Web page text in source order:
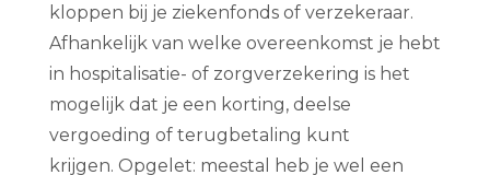
kloppen bij je ziekenfonds of verzekeraar.
Afhankelijk van welke overeenkomst je hebt
in hospitalisatie- of zorgverzekering is het
mogelijk dat je een korting, deelse
vergoeding of terugbetaling kunt
krijgen. Opgelet: meestal heb je wel een